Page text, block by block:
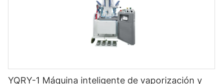
YQRY-1 Máquina inteligente de vaporización y